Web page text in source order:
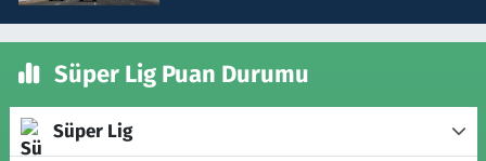
Süper Lig Puan Durumu
Süper Lig